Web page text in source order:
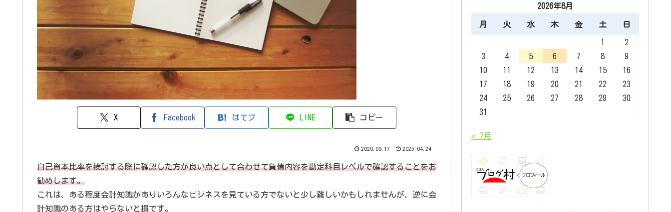
X Facebook はてブ LINE コピー
2020.09.17 2025.04.24
自己資本比率を検討する際に確認した方が良い点として合わせて負債内容を勘定科目レベルで確認することをお
勧めします。
これは、ある程度会計知識がありいろんなビジネスを見ている方でないと少し難しいかもしれませんが、逆に会
計知識のある方はやらないと損です。
2026年8月
月 火 水 木 金 土 日
1
2
3
4 5 6 7 8
9
10
11 12 13 14 15
16
17
18 19 20 21 22
23
24
25 26 27 28 29
30
31
« 7月